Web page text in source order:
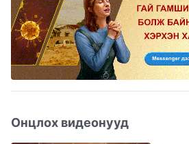
Онцлох видеонууд